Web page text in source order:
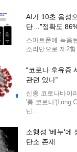
AI가 10초 음성
단…”정확도
스마트폰에 녹음
소리만으로 제2
“코로나 후유증
관련 있다”
신종 코로나바이
'롱 코로나'(Long
닌..
소행성 ‘베누’에
탄소 존재